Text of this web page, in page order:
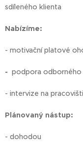
sdíleného klienta
Nabízíme:
- motivační platové
- podpora odborného
- intervize na pracovišti
Plánovaný nástup:
- dohodou